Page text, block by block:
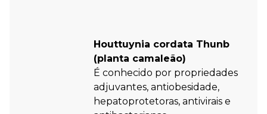
Houttuynia cordata Thunb
(planta camaleão)
É conhecido por propriedades
adjuvantes, antiobesidade,
hepatoprotetoras, antivirais e